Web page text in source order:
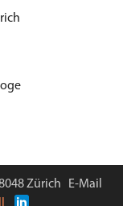
Zürich
E-Mail